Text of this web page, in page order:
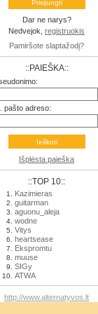
Dar ne narys?
Nedvejok, registruokis
Pamiršote slaptažodį?
::PAIEŠKA::
pašto adreso:
Išplėsta paieška
::TOP 10::
Kazimieras
guitarman
aguonu_aleja
wodne
Vitys
heartsease
Ekspromtu
muuse
SIGy
ATWA
http://www.alternatyvos.lt